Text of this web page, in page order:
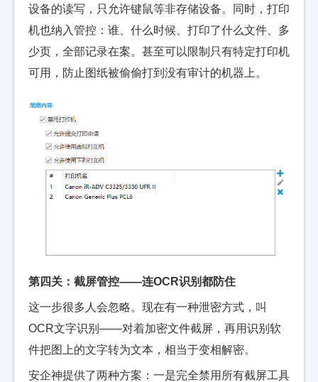
设备的读写，只允许键鼠等非存储设备。同时，打印
机也纳入管控：谁、什么时候、打印了什么文件、多
少页，全部记录在案。甚至可以限制只有特定打印机
可用，防止图纸被偷偷打到没有审计的机器上。
第四关：截屏管控——连OCR识别都防住
这一步很多人会忽略。现在有一种泄密方式，叫
OCR文字识别——对着加密文件截屏，再用识别软
件把图上的文字转为文本，相当于变相解密。
安企神提供了两种方案：一是完全禁用所有截屏工具